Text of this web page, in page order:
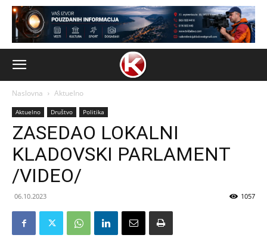
Naslovna Aktuelno
Aktuelno Društvo Politika
ZASEDAO LOKALNI
KLADOVSKI PARLAMENT
/VIDEO/
06.10.2023 1057